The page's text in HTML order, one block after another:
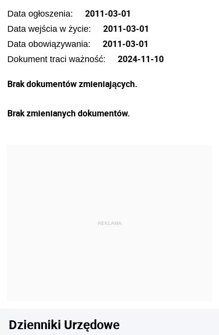
Data ogłoszenia: 2011-03-01
Data wejścia w życie: 2011-03-01
Data obowiązywania: 2011-03-01
Dokument traci ważność: 2024-11-10
Brak dokumentów zmieniających.
Brak zmienianych dokumentów.
Dzienniki Urzędowe